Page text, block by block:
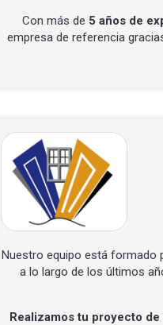
Con más de 5 años de
empresa de referencia
Nuestro equipo está formado
a lo largo de los últimos
Realizamos tu proyecto